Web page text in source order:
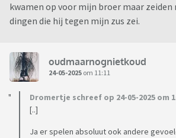
kwamen op voor mijn broer maar zeiden
dingen die hij tegen mijn zus zei.
oudmaarnognietkoud
24-05-2025 om 11:11
Dromertje schreef op 24-05-2025 om
[..]
Ja er spelen absoluut ook andere